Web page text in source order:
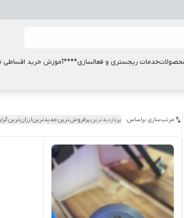
خدمات ریجستری و فعالسازی****آموزش خرید
مرتب‌سازی براساس: پربازدیدترینپرفروش‌ترینجدیدترینارزان‌ترین